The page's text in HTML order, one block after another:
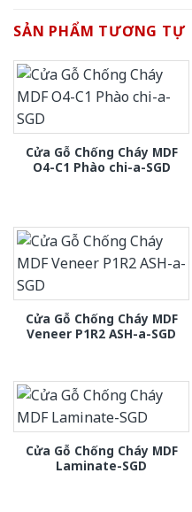
SẢN PHẨM TƯƠNG TỰ
Cửa Gỗ Chống Cháy MDF
O4-C1 Phào chi-a-SGD
Cửa Gỗ Chống Cháy MDF
Veneer P1R2 ASH-a-SGD
Cửa Gỗ Chống Cháy MDF
Laminate-SGD